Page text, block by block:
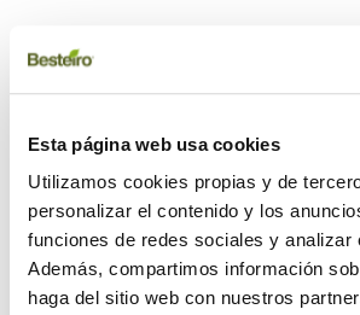
Esta página web usa cookies
Utilizamos cookies propias y de
personalizar el contenido y los
funciones de redes sociales y analizar
Además, compartimos información
haga del sitio web con nuestros
Usos de la madera en el exterior del
Revestimientos de madera para
Maximizando el espacio: Armarios y
las escaleras